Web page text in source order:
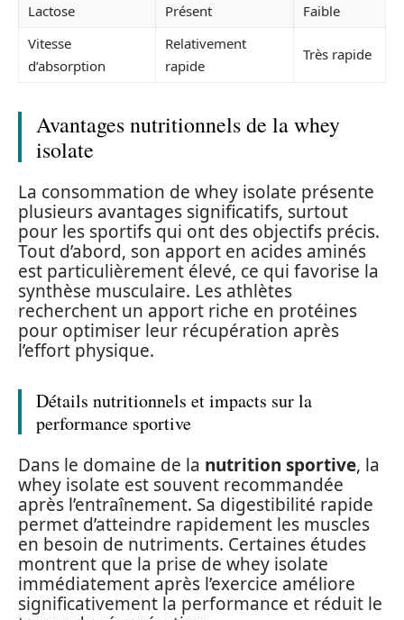
Lactose
Présent
Faible
Vitesse
d’absorption
Relativement
rapide
Très rapide
Avantages nutritionnels de la whey
isolate
La consommation de whey isolate présente
plusieurs avantages significatifs, surtout
pour les sportifs qui ont des objectifs précis.
Tout d’abord, son apport en acides aminés
est particulièrement élevé, ce qui favorise la
synthèse musculaire. Les athlètes
recherchent un apport riche en protéines
pour optimiser leur récupération après
l’effort physique.
Détails nutritionnels et impacts sur la
performance sportive
Dans le domaine de la nutrition sportive, la
whey isolate est souvent recommandée
après l’entraînement. Sa digestibilité rapide
permet d’atteindre rapidement les muscles
en besoin de nutriments. Certaines études
montrent que la prise de whey isolate
immédiatement après l’exercice améliore
significativement la performance et réduit le